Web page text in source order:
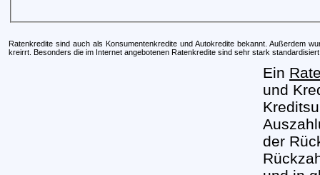
Ratenkredite sind auch als Konsumentenkredite und Autokredite bekannt. Außerdem
kreirrt. Besonders die im Internet angebotenen Ratenkredite sind sehr stark
Ein
und
der